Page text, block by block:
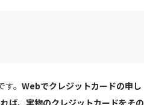
。 Webでクレジットカードの申し
ば、実物のクレジットカードをその